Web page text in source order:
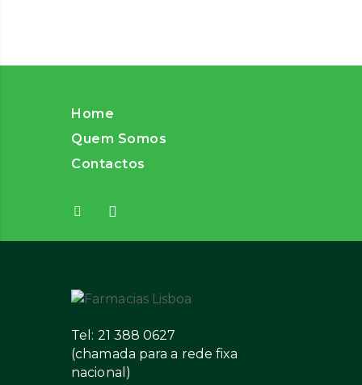
Home
Quem Somos
Contactos
Tel: 21 388 0627
(chamada para a rede fixa
nacional)